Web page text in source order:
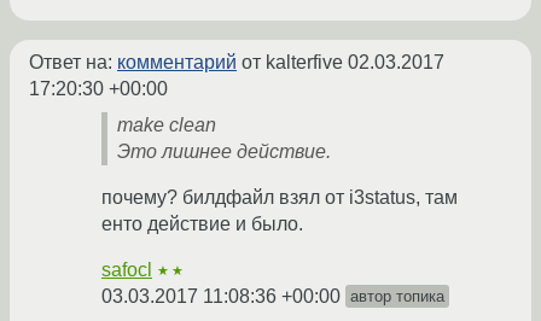
Ответ на: комментарий от kalterfive 02.03.2017
17:20:30 +00:00
make clean
Это лишнее действие.
почему? билдфайл взял от i3status, там
енто действие и было.
safocl ★★
03.03.2017 11:08:36 +00:00 автор топика